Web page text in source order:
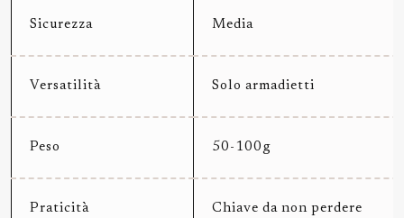
Sicurezza Media
Versatilità Solo armadietti
Peso 50-100g
Praticità Chiave da non perdere